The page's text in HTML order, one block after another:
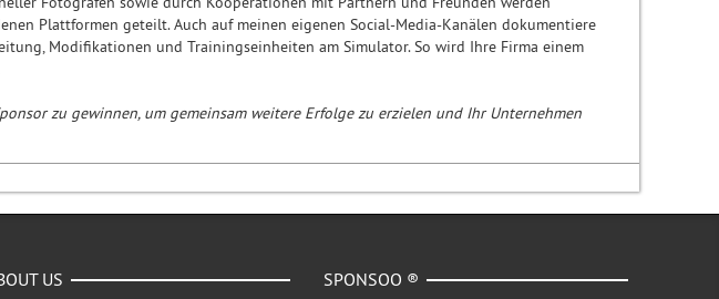
Plattformen geteilt. Auch auf meinen eigenen Social-Media-Kanälen dokumentiere
Modifikationen und Trainingseinheiten am Simulator. So wird Ihre Firma einem
zu gewinnen, um gemeinsam weitere Erfolge zu erzielen und Ihr Unternehmen
US SPONSOO ®